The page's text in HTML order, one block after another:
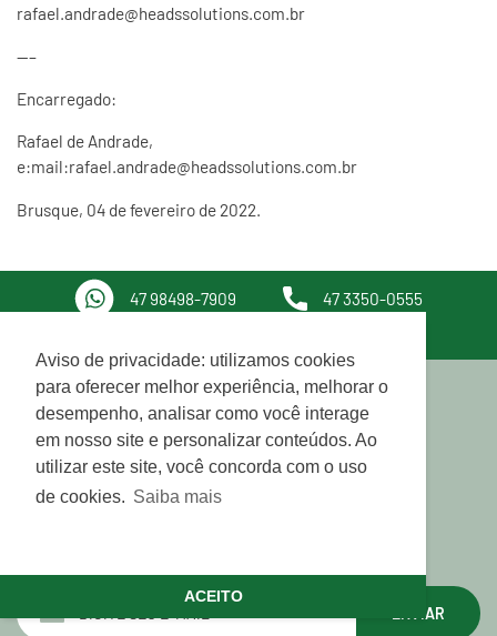
Utilizamos cookies para oferecer melhor
experiência, melhorar o desempenho, analisar
como você interage em nosso site e
personalizar conteúdo.
Recusar Cookies Aceitar Cookies
rafael.andrade@headssolutions.com.br
—–
Encarregado:
Rafael de Andrade,
e:mail:rafael.andrade@headssolutions.com.br
Brusque, 04 de fevereiro de 2022.
47 98498-7909 47 3350-0555
Inscreva-se fique por dentro de
nossas novidades:
ENVIAR
Aviso de privacidade: utilizamos cookies
para oferecer melhor experiência, melhorar o
desempenho, analisar como você interage
em nosso site e personalizar conteúdos. Ao
utilizar este site, você concorda com o uso
de cookies. Saiba mais
ACEITO